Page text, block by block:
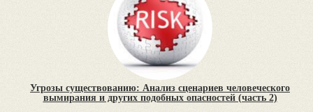
Угрозы существованию: Анализ сценариев человеческого
вымирания и других подобных опасностей (часть 2)